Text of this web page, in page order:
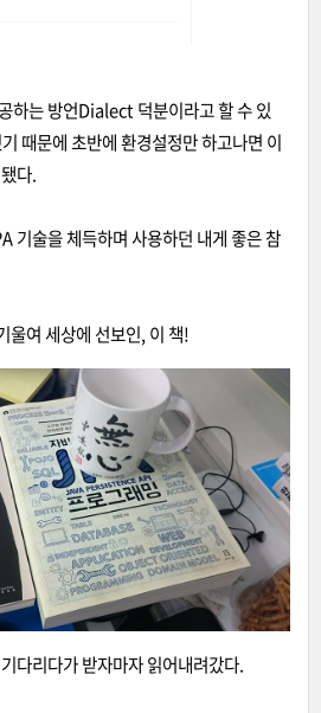
하는 방언Dialect 덕분이라고 할 수 있
때문에 초반에 환경설정만 하고나면 이
다.
기술을 체득하며 사용하던 내게 좋은 참
울여 세상에 선보인, 이 책!
다리다가 받자마자 읽어내려갔다.